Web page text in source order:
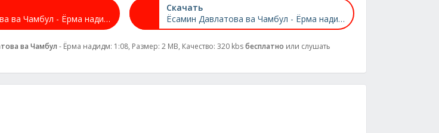
Ёсамин Давлатова ва Чамбул - Ёрма надидм
Скачать
Ёсамин Давлатова ва Чамбул - Ёрма надидм
ва Чамбул - Ёрма надидм: 1:08, Размер: 2 MB, Качество: 320 kbsбесплатно или слушать